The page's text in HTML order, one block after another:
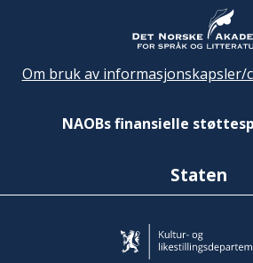
Om bruk av informasjonskapsler/
NAOBs finansielle
Staten